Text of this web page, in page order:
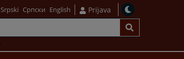
Srpski Српски English Prijava